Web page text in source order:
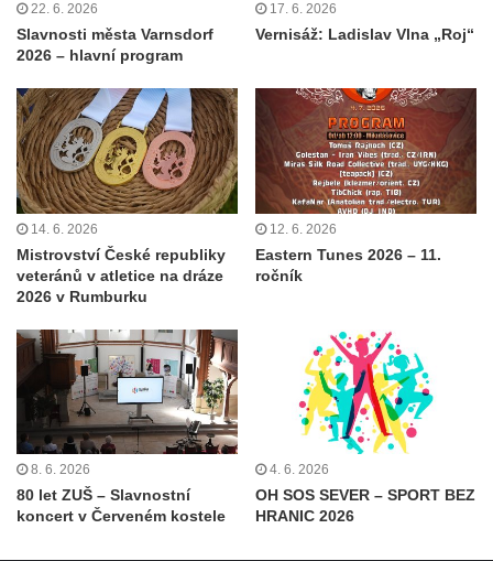
22. 6. 2026
Slavnosti města Varnsdorf
2026 – hlavní program
17. 6. 2026
Vernisáž: Ladislav Vlna „Roj“
14. 6. 2026
Mistrovství České republiky
veteránů v atletice na dráze
2026 v Rumburku
12. 6. 2026
Eastern Tunes 2026 – 11.
ročník
8. 6. 2026
80 let ZUŠ – Slavnostní
koncert v Červeném kostele
4. 6. 2026
OH SOS SEVER – SPORT BEZ
HRANIC 2026